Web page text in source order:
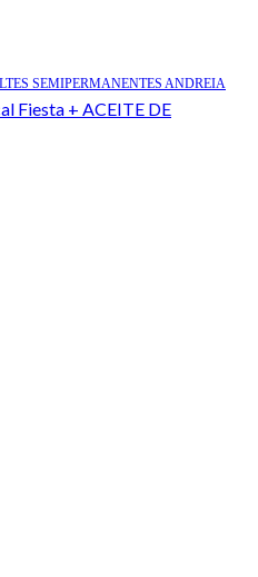
SEMIPERMANENTES ANDREIA
Fiesta + ACEITE DE